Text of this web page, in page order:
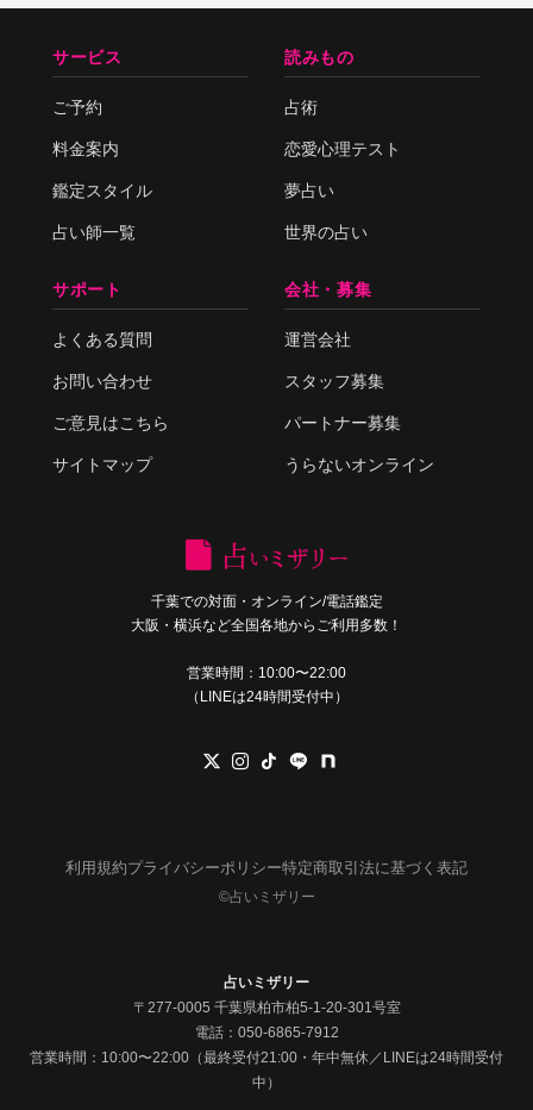
サービス
ご予約
料金案内
鑑定スタイル
占い師一覧
読みもの
占術
恋愛心理テスト
夢占い
世界の占い
サポート
よくある質問
お問い合わせ
ご意見はこちら
サイトマップ
会社・募集
運営会社
スタッフ募集
パートナー募集
うらないオンライン
千葉での対面・オンライン/電話鑑定
大阪・横浜など全国各地からご利用多数！
営業時間：10:00〜22:00
（LINEは24時間受付中）
利用規約プライバシーポリシー特定商取引法に基づく表記
©︎占いミザリー
占いミザリー
〒277-0005 千葉県柏市柏5-1-20-301号室
電話： 050-6865-7912
営業時間：10:00〜22:00（最終受付21:00・年中無休／LINEは24時間受付
中）